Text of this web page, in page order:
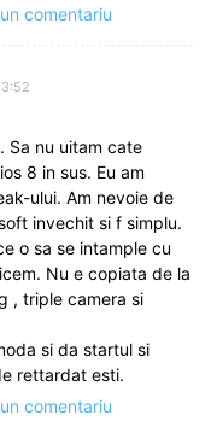
comentariu
Sa nu uitam cate
8 in sus. Eu am
ului. Am nevoie de
invechit si f simplu.
o sa se intample cu
Nu e copiata de la
, triple camera si
si da startul si
rettardat esti.
comentariu